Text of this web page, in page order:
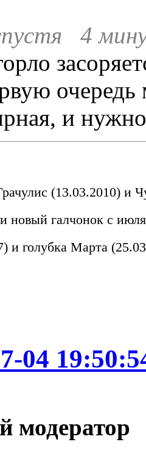
4
и нужно
(13.03.2010) и
новый галчонок с
и голубка Марта
04
модератор